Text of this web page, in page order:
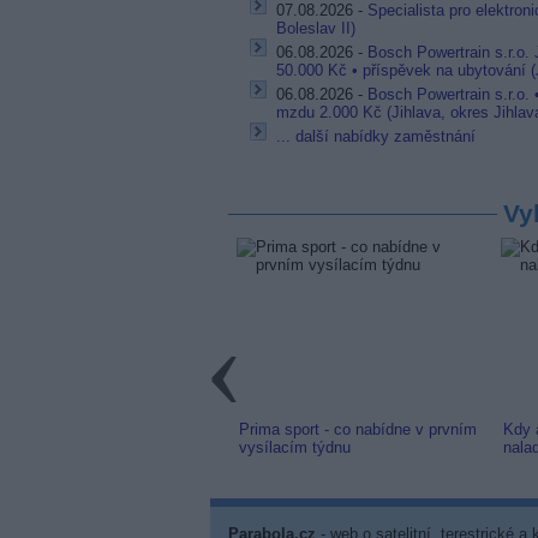
07.08.2026 - Specialista pro
Boleslav II)
06.08.2026 - Bosch Powertrain s.r.o.
50.000 Kč • příspěvek na ubytování
06.08.2026 - Bosch Powertrain s.r.o.
mzdu 2.000 Kč (Jihlava, okres
... další nabídky zaměstnání
Prima sport - co nabídne v prvním
vysílacím týdnu
Kdy
Parabola.cz - web o satelitní, terestrické a